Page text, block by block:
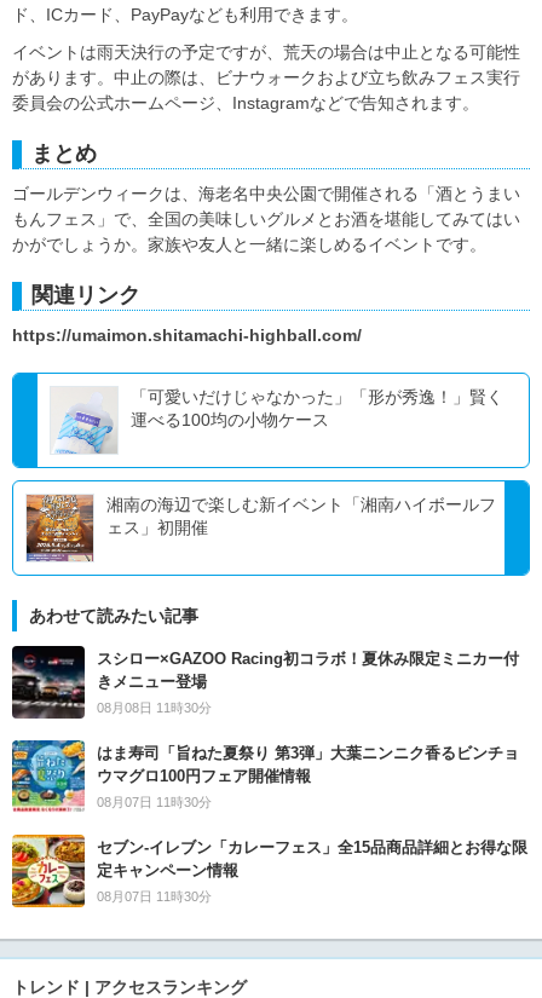
ド、ICカード、PayPayなども利用できます。
イベントは雨天決行の予定ですが、荒天の場合は中止となる可能性
があります。中止の際は、ビナウォークおよび立ち飲みフェス実行
委員会の公式ホームページ、Instagramなどで告知されます。
まとめ
ゴールデンウィークは、海老名中央公園で開催される「酒とうまい
もんフェス」で、全国の美味しいグルメとお酒を堪能してみてはい
かがでしょうか。家族や友人と一緒に楽しめるイベントです。
関連リンク
https://umaimon.shitamachi-highball.com/
「可愛いだけじゃなかった」「形が秀逸！」賢く
運べる100均の小物ケース
湘南の海辺で楽しむ新イベント「湘南ハイボールフ
ェス」初開催
あわせて読みたい記事
スシロー×GAZOO Racing初コラボ！夏休み限定ミニカー付
きメニュー登場
08月08日 11時30分
はま寿司「旨ねた夏祭り 第3弾」大葉ニンニク香るビンチョ
ウマグロ100円フェア開催情報
08月07日 11時30分
セブン‐イレブン「カレーフェス」全15品商品詳細とお得な限
定キャンペーン情報
08月07日 11時30分
トレンド | アクセスランキング